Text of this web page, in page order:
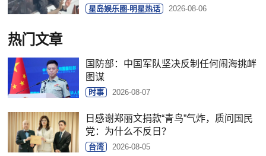
星岛娱乐圈-明星热话 2026-08-06
热门文章
国防部：中国军队坚决反制任何闹海挑衅
图谋
时事 2026-08-07
日感谢郑丽文捐款“青鸟”气炸，质问国民
党：为什么不反日？
台湾 2026-08-05